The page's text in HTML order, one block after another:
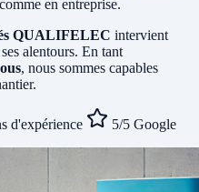
en entreprise.
QUALIFELEC intervient
alentours. En tant
, nous sommes capables
d'expérience 5/5 Google